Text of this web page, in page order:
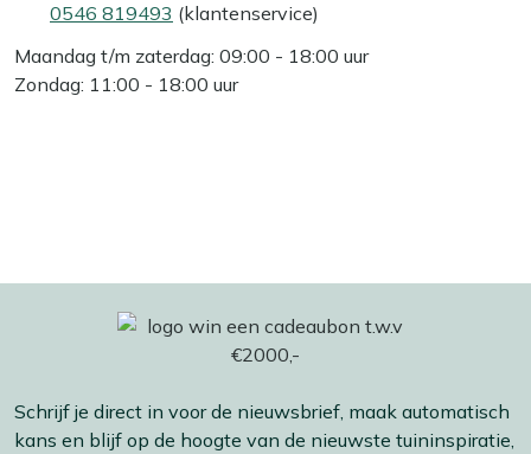
0546 819493 (klantenservice)
Maandag t/m zaterdag: 09:00 - 18:00 uur
Zondag: 11:00 - 18:00 uur
Schrijf je direct in voor de nieuwsbrief, maak automatisch
kans en blijf op de hoogte van de nieuwste tuininspiratie,